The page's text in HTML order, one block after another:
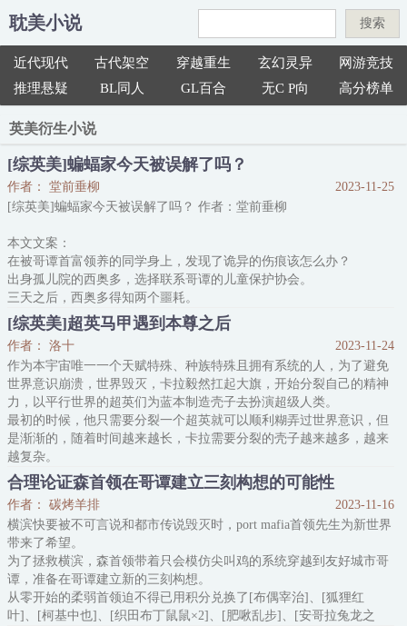
耽美小说 搜索
近代现代 古代架空 穿越重生 玄幻灵异
网游竞技
推理悬疑
BL同人 GL百合 无C P向 高分榜单
英美衍生小说
[综英美]蝙蝠家今天被误解了吗？
作者： 堂前垂柳
2023-11-25
[综英美]蝙蝠家今天被误解了吗？ 作者：堂前垂柳
本文文案：
在被哥谭首富领养的同学身上，发现了诡异的伤痕该怎么办？
出身孤儿院的西奥多，选择联系哥谭的儿童保护协会。
三天之后，西奥多得知两个噩耗。
一、儿童保护协会出示调查结果，认定哥谭首富没有问题。
二、孤儿院通知西奥多，他被这位哥谭首富收养了。
西奥多：“……”
瞳孔地震。
提问：刚被你举报过的权贵，忽然领养了你，有多大可能性是想报复
你？在线等，急！！！
布鲁斯觉得，新领养的这个孩子，表现有点奇怪。
他会在半夜用床单结成绳索
[综英美]超英马甲遇到本尊之后
作者： 洛十
2023-11-24
作为本宇宙唯一一个天赋特殊、种族特殊且拥有系统的人，为了避免
世界意识崩溃，世界毁灭，卡拉毅然扛起大旗，开始分裂自己的精神
力，以平行世界的超英们为蓝本制造壳子去扮演超级人类。
最初的时候，他只需要分裂一个超英就可以顺利糊弄过世界意识，但
是渐渐的，随着时间越来越长，卡拉需要分裂的壳子越来越多，越来
越复杂。
直到最后，就连超反和某些关键人物，甚至于一些普通路人，卡拉都
不得不硬着头皮分裂自己的精神力去制造壳子扮演。
但好在这个世界没人知道真相。
有个系统辅助避免自己串戏，除了每天我杀我自己，我骂我自己，我
合理论证森首领在哥谭建立三刻构想的可能性
作者： 碳烤羊排
2023-11-16
横滨快要被不可言说和都市传说毁灭时，port mafia首领先生为新世界
带来了希望。
为了拯救横滨，森首领带着只会模仿尖叫鸡的系统穿越到友好城市哥
谭，准备在哥谭建立新的三刻构想。
从零开始的柔弱首领迫不得已用积分兑换了[布偶宰治]、[狐狸红
叶]、[柯基中也]、[织田布丁鼠鼠×2]、[肥啾乱步]、[安哥拉兔龙之